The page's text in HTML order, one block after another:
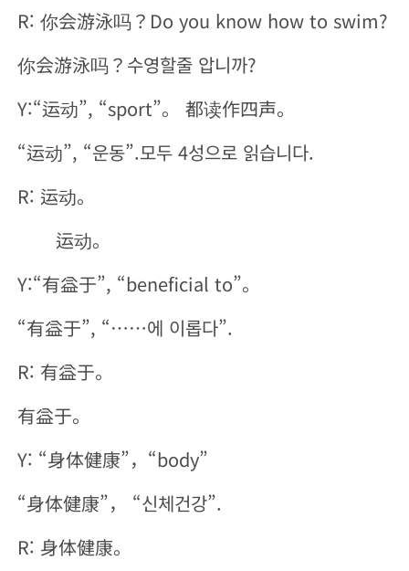
R: 你会游泳吗？Do you know how to swim?
你会游泳吗？수영할줄 압니까?
Y:“运动”, “sport”。 都读作四声。
“运动”, “운동”.모두 4성으로 읽습니다.
R: 运动。
运动。
Y:“有益于”, “beneficial to”。
“有益于”, “……에 이롭다”.
R: 有益于。
有益于。
Y: “身体健康”，“body”
“身体健康”， “신체건강”.
R: 身体健康。